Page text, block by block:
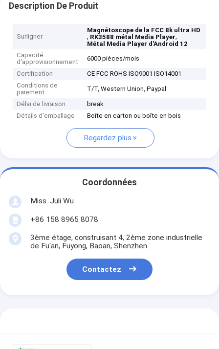
Description De Produit
Surligner
Magnétoscope de la FCC 8k ultra HD
, RK3588 métal Media Player,
Métal Media Player d'Android 12
Capacité
d'approvisionnement
6000 pièces/mois
Certification
CE FCC ROHS ISO9001 ISO14001
Conditions de
paiement
T/T, Western Union, Paypal
Délai de livraison
break
Détails d'emballage
Boîte en carton ou boîte en bois
Regardez plus
Coordonnées
Miss. Juli Wu
+86 158 8965 8078
3ème étage, construisant 4, 2ème zone industrielle
de Fu'an, Fuyong, Baoan, Shenzhen
Contactez